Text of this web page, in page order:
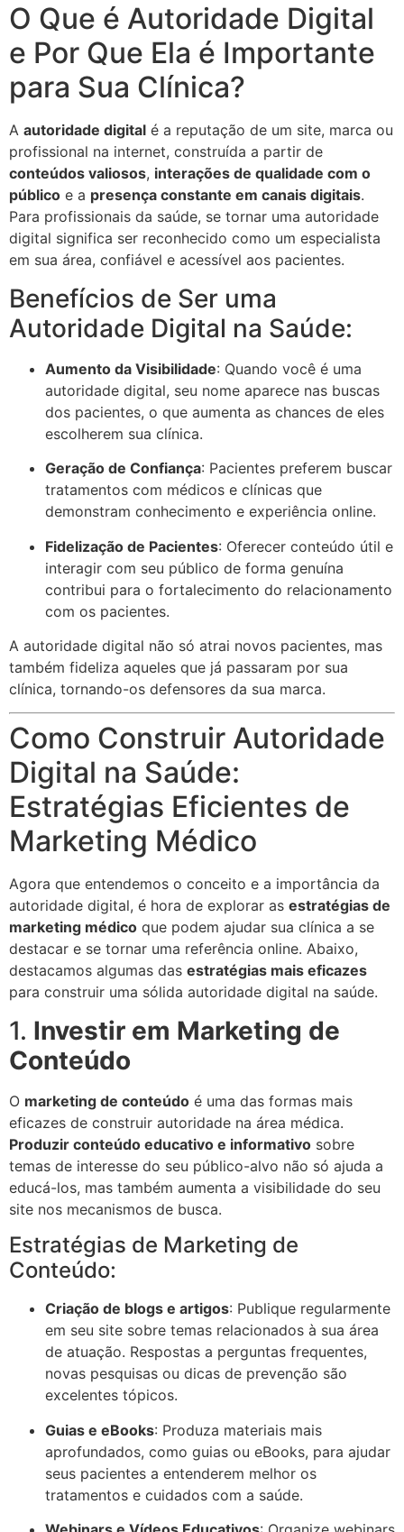
O Que é Autoridade Digital
e Por Que Ela é Importante
para Sua Clínica?
A autoridade digital é a reputação de um site, marca ou
profissional na internet, construída a partir de
conteúdos valiosos, interações de qualidade com o
público e a presença constante em canais digitais.
Para profissionais da saúde, se tornar uma autoridade
digital significa ser reconhecido como um especialista
em sua área, confiável e acessível aos pacientes.
Benefícios de Ser uma
Autoridade Digital na Saúde:
Aumento da Visibilidade: Quando você é uma
autoridade digital, seu nome aparece nas buscas
dos pacientes, o que aumenta as chances de eles
escolherem sua clínica.
Geração de Confiança: Pacientes preferem buscar
tratamentos com médicos e clínicas que
demonstram conhecimento e experiência online.
Fidelização de Pacientes: Oferecer conteúdo útil e
interagir com seu público de forma genuína
contribui para o fortalecimento do relacionamento
com os pacientes.
A autoridade digital não só atrai novos pacientes, mas
também fideliza aqueles que já passaram por sua
clínica, tornando-os defensores da sua marca.
Como Construir Autoridade
Digital na Saúde:
Estratégias Eficientes de
Marketing Médico
Agora que entendemos o conceito e a importância da
autoridade digital, é hora de explorar as estratégias de
marketing médico que podem ajudar sua clínica a se
destacar e se tornar uma referência online. Abaixo,
destacamos algumas das estratégias mais eficazes
para construir uma sólida autoridade digital na saúde.
1. Investir em Marketing de
Conteúdo
O marketing de conteúdo é uma das formas mais
eficazes de construir autoridade na área médica.
Produzir conteúdo educativo e informativo sobre
temas de interesse do seu público-alvo não só ajuda a
educá-los, mas também aumenta a visibilidade do seu
site nos mecanismos de busca.
Estratégias de Marketing de
Conteúdo:
Criação de blogs e artigos: Publique regularmente
em seu site sobre temas relacionados à sua área
de atuação. Respostas a perguntas frequentes,
novas pesquisas ou dicas de prevenção são
excelentes tópicos.
Guias e eBooks: Produza materiais mais
aprofundados, como guias ou eBooks, para ajudar
seus pacientes a entenderem melhor os
tratamentos e cuidados com a saúde.